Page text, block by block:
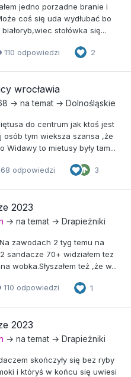
jedno porzadne branie i
coś się uda wydłubać bo
stołówka się...
110 odpowiedzi 2
wrocławia
→ na temat → Dolnośląskie
do centrum jak ktoś jest
tym wieksza szansa ,że
to mietusy były tam...
odpowiedzi 3
2023
→ na temat → Drapieżniki
zawodach 2 tyg temu na
sandacze 70+ widziałem tez
wobka.Słyszałem też ,że w...
110 odpowiedzi 1
2023
→ na temat → Drapieżniki
skończyły się bez ryby
i któryś w końcu się uwiesi